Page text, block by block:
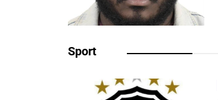
Sport